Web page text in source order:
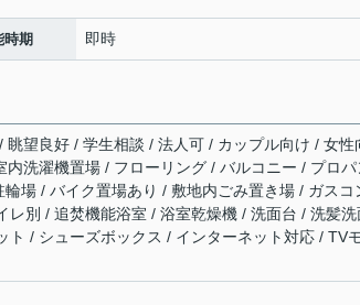
時期 即時
望良好 / 学生相談 / 法人可 / カップル向け / 女性
洗濯機置場 / フローリング / バルコニー / プロパ
場 / バイク置場あり / 敷地内ごみ置き場 / ガスコ
別 / 追焚機能浴室 / 浴室乾燥機 / 洗面台 / 洗髪洗
/ シューズボックス / インターネット対応 / TV